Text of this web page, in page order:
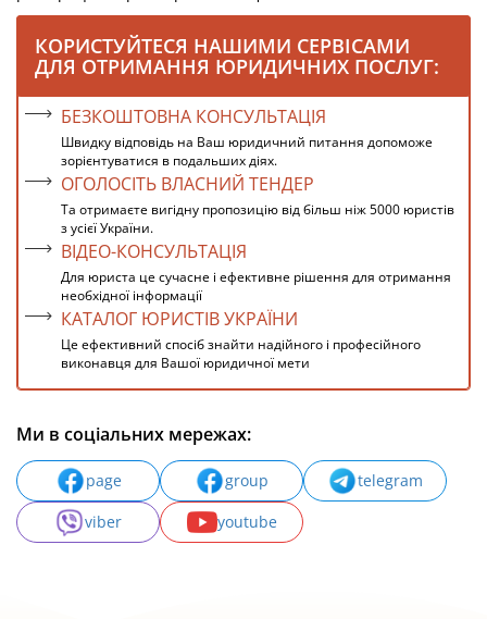
КОРИСТУЙТЕСЯ НАШИМИ СЕРВІСАМИ
ДЛЯ ОТРИМАННЯ ЮРИДИЧНИХ ПОСЛУГ:
БЕЗКОШТОВНА КОНСУЛЬТАЦІЯ
Швидку відповідь на Ваш юридичний питання допоможе
зорієнтуватися в подальших діях.
ОГОЛОСІТЬ ВЛАСНИЙ ТЕНДЕР
Та отримаєте вигідну пропозицію від більш ніж 5000 юристів
з усієї України.
ВІДЕО-КОНСУЛЬТАЦІЯ
Для юриста це сучасне і ефективне рішення для отримання
необхідної інформації
КАТАЛОГ ЮРИСТІВ УКРАЇНИ
Це ефективний спосіб знайти надійного і професійного
виконавця для Вашої юридичної мети
Ми в соціальних мережах:
page group
telegram
viber
youtube